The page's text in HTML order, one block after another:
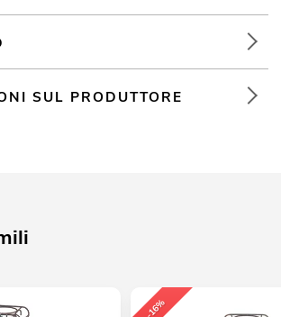
SUL PRODUTTORE
-16%